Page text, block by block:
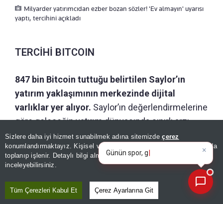
Sizlere daha iyi hizmet sunabilmek adına sitemizdeçerez
konumlandırmaktayız. Kişisel verileriniz, KVKK ve GDPR kapsamında
toplanıp işlenir. Detaylı bilgi almak içinAydınlatma Metnimizi
inceleyebilirsiniz.
Tüm Çerezleri Kabul Et Çerez Ayarlarına Git
Milyarder yatırımcıdan ezber bozan sözler! 'Ev almayın' uyarısı
yaptı, tercihini açıkladı
TERCİHİ BITCOIN
847 bin Bitcoin tuttuğu belirtilen Saylor’ın
yatırım yaklaşımının merkezinde dijital
varlıklar yer alıyor. Saylor’ın değerlendirmelerine
göre geleceğin yatırım dünyasında sınırlı arzı
bulunan varlıklar, yapay zekâ ve robotik
teknolojilerinin dönüştürdüğü ekonomide önemli
bir değer saklama aracı olmaya devam edecek.
Editör : MAHMUT EKİNCİ Kaynak: TÜRKİYE GAZETESİ
Günün spor, gündem ve
ekonomi gelişmelerini analiz
edin!|